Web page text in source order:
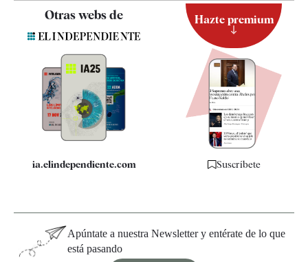
Contacto
Quiénes somos
Especificaciones
Otras webs de
ia.elindependiente.com
Hazte premium
Suscríbete
Apúntate a nuestra Newsletter y entérate de lo que
está pasando